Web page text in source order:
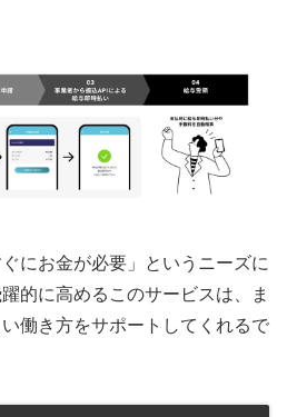
にお金が必要」というニーズに
的に高めるこのサービスは、ま
働き方をサポートしてくれるで